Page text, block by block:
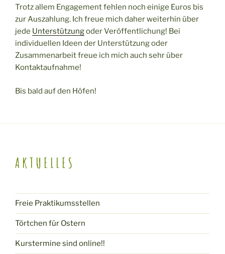
Trotz allem Engagement fehlen noch einige Euros bis
zur Auszahlung. Ich freue mich daher weiterhin über
jede Unterstützungoder Veröffentlichung! Bei
individuellen Ideen der Unterstützung oder
Zusammenarbeit freue ich mich auch sehr über
Kontaktaufnahme!
Bis bald auf den Höfen!
AKTUELLES
Freie Praktikumsstellen
Törtchen für Ostern
Kurstermine sind online!!